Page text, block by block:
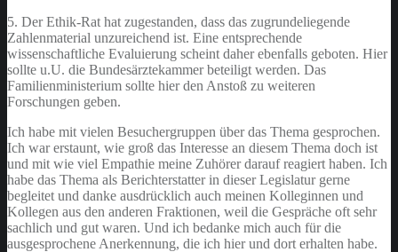
5. Der Ethik-Rat hat zugestanden, dass das zugrundeliegende
Zahlenmaterial unzureichend ist. Eine entsprechende
wissenschaftliche Evaluierung scheint daher ebenfalls geboten. Hier
sollte u.U. die Bundesärztekammer beteiligt werden. Das
Familienministerium sollte hier den Anstoß zu weiteren
Forschungen geben.
Ich habe mit vielen Besuchergruppen über das Thema gesprochen.
Ich war erstaunt, wie groß das Interesse an diesem Thema doch ist
und mit wie viel Empathie meine Zuhörer darauf reagiert haben. Ich
habe das Thema als Berichterstatter in dieser Legislatur gerne
begleitet und danke ausdrücklich auch meinen Kolleginnen und
Kollegen aus den anderen Fraktionen, weil die Gespräche oft sehr
sachlich und gut waren. Und ich bedanke mich auch für die
ausgesprochene Anerkennung, die ich hier und dort erhalten habe.